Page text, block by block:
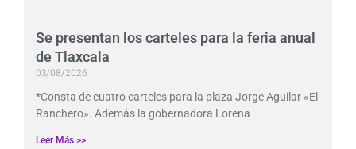
Se presentan los carteles para la feria anual
de Tlaxcala
03/08/2026
*Consta de cuatro carteles para la plaza Jorge Aguilar «El
Ranchero». Además la gobernadora Lorena
Leer Más >>